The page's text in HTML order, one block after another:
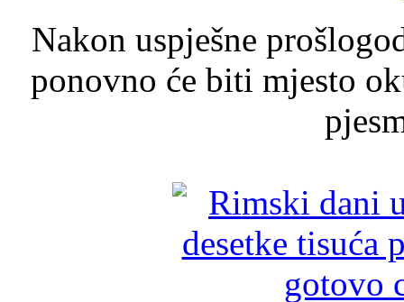
Nakon uspješne
ponovno će biti mjesto